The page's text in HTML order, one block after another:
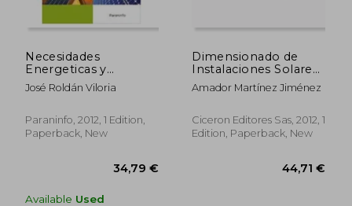
Necesidades
Energeticas y
Propuestas de
Instalaciones Solares
José Roldán Viloria
Paraninfo, 2012, 1 Edition,
Paperback, New
Available Used
Dimensionado de
Instalaciones Solares
Fotovoltaicas (cp -
Certificado
Spanish)
Amador Martínez Jiménez
Ciceron Editores Sas, 2012, 1
Edition, Paperback, New